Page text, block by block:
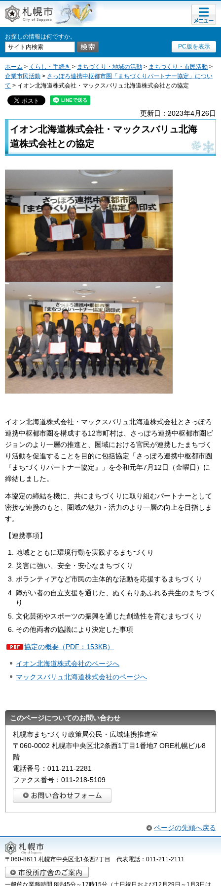
札幌市
お探しの情報は何ですか。
PC版を表示
メニュ
ー
ホーム > くらし・手続き > まちづくり・地域の活動 > まちづくり・市民活動 >
企業市民活動 > さっぽろ連携中枢都市圏「まちづくりパートナー協定」につい
て > イオン北海道株式会社・マックスバリュ北海道株式会社との協定
更新日：2023年4月26日
イオン北海道株式会社・マックスバリュ北海
道株式会社との協定
イオン北海道株式会社・マックスバリュ北海道株式会社とさっぽろ
連携中枢都市圏を構成する12市町村は、さっぽろ連携中枢都市圏ビ
ジョンのより一層の推進と、圏域における官民が連携したまちづく
り活動を促進することを目的に包括協定「さっぽろ連携中枢都市圏
『まちづくりパートナー協定』」を令和元年7月12日（金曜日）に
締結しました。
本協定の締結を機に、共にまちづくりに取り組むパートナーとして
密接な連携のもと、圏域の魅力・活力のより一層の向上を目指しま
す。
【連携事項】
地域とともに環境行動を実践するまちづくり
災害に強い、安全・安心なまちづくり
ボランティアなど市民の主体的な活動を応援するまちづくり
障がい者の自立支援を通じた、ぬくもりあふれる共生のまちづく
り
文化芸術やスポーツの振興を通じた創造性を育むまちづくり
その他両者の協議により決定した事項
協定の概要（PDF：153KB）
イオン北海道株式会社のページへ
マックスバリュ北海道株式会社のページへ
このページについてのお問い合わせ
札幌市まちづくり政策局公民・広域連携推進室
〒060-0002 札幌市中央区北2条西1丁目1番地7 ORE札幌ビル8
階
電話番号：011-211-2281
ファクス番号：011-218-5109
ページの先頭へ戻る
〒060-8611 札幌市中央区北1条西2丁目 代表電話：011-211-2111